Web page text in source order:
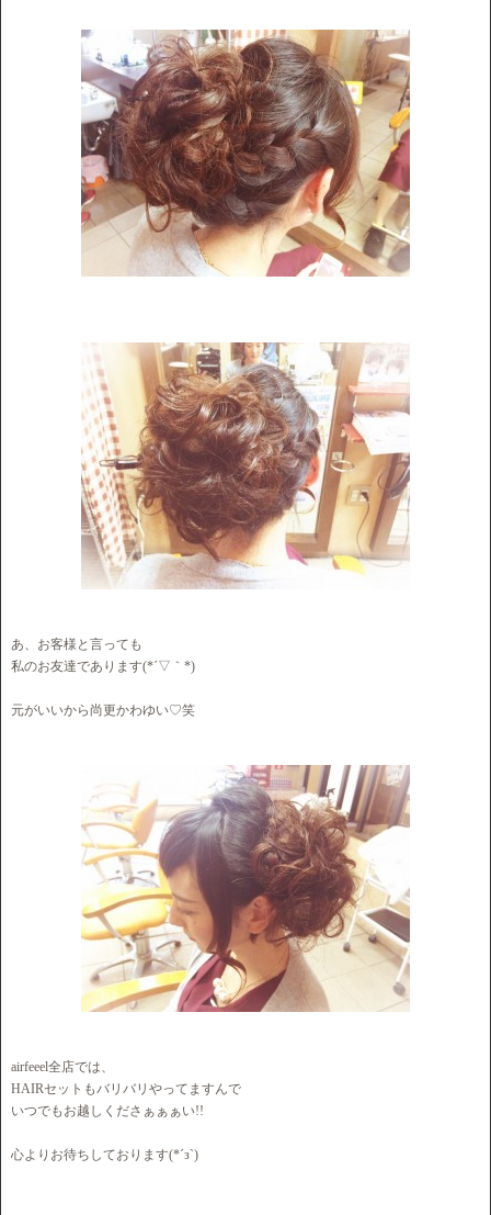
あ、お客様と言っても
私のお友達であります(*´▽｀*)
元がいいから尚更かわゆい♡笑
airfeeel全店では、
HAIRセットもバリバリやってますんで
いつでもお越しくださぁぁぁい!!
心よりお待ちしております(*´з`)